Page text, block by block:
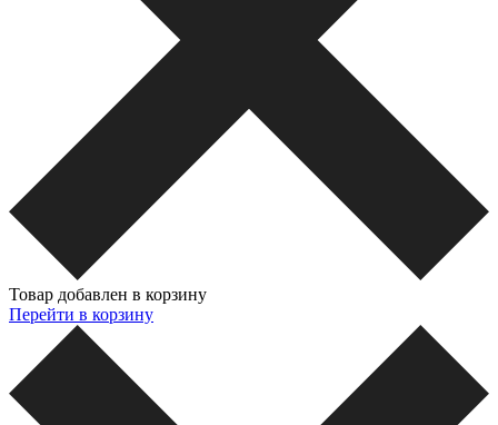
Товар добавлен в корзину
Перейти в корзину